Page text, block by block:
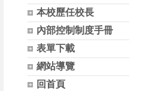
本校歷任校長
內部控制制度手冊
表單下載
網站導覽
回首頁